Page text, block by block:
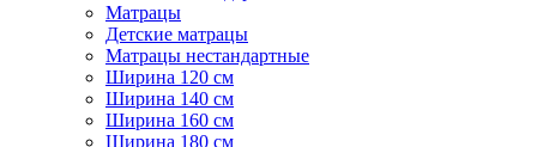
Матрацы
Детские матрацы
Матрацы нестандартные
Ширина 120 см
Ширина 140 см
Ширина 160 см
Ширина 180 см